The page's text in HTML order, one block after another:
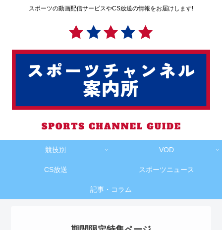
スポーツの動画配信サービスやCS放送の情報をお届けします!
競技別 VOD
CS放送 スポーツニュース
記事・コラム